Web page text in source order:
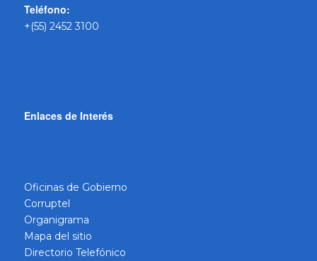
Teléfono:
+(55) 2452 3100
Enlaces de Interés
Oficinas de Gobierno
Corruptel
Organigrama
Mapa del sitio
Directorio Telefónico